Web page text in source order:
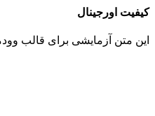
کیفیت اورجینال
این متن آزمایشی برای قالب